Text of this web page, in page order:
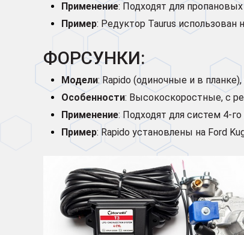
Применение: Подходят для
Пример: Редуктор Taurus использован
ФОРСУНКИ:
Модели: Rapido (одиночные и в
Особенности: Высокоскоростные, с
Применение: Подходят для систем 4-
Пример: Rapido установлены на Ford